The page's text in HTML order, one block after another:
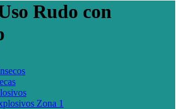
Rudo con
Zona 1